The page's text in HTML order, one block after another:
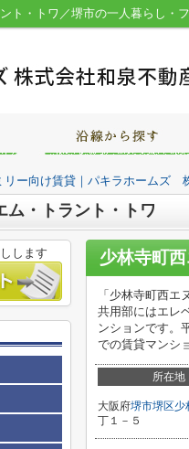
リー向け賃貸｜パキラホームズ
ム・トラント・トワ
少林寺町
「少林寺町西
共用部にはエレ
ンションです。
での賃貸マンシ
所在地
大阪府堺市堺区少
丁１－５
します